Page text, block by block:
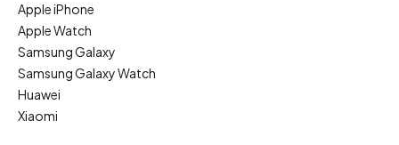
Apple iPhone
Apple Watch
Samsung Galaxy
Samsung Galaxy Watch
Huawei
Xiaomi